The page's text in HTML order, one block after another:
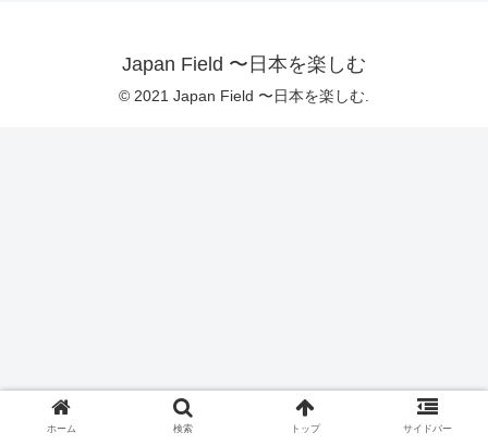
Japan Field 〜日本を楽しむ
© 2021 Japan Field 〜日本を楽しむ.
ホーム 検索 トップ サイドバー